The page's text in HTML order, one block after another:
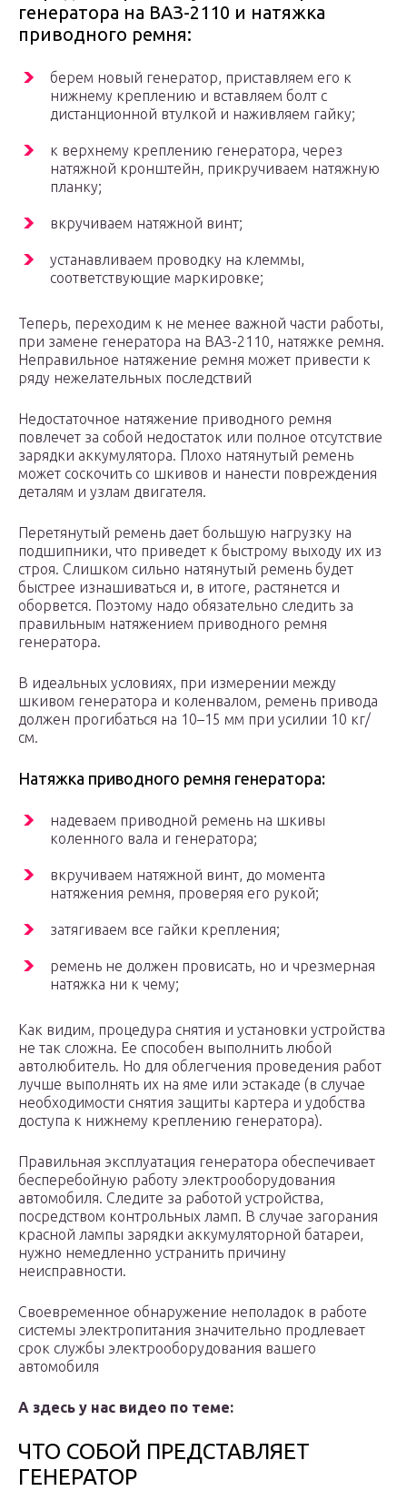
генератора на ВАЗ-2110 и натяжка
приводного ремня:
берем новый генератор, приставляем его к
нижнему креплению и вставляем болт с
дистанционной втулкой и наживляем гайку;
к верхнему креплению генератора, через
натяжной кронштейн, прикручиваем натяжную
планку;
вкручиваем натяжной винт;
устанавливаем проводку на клеммы,
соответствующие маркировке;
Теперь, переходим к не менее важной части работы,
при замене генератора на ВАЗ-2110, натяжке ремня.
Неправильное натяжение ремня может привести к
ряду нежелательных последствий
Недостаточное натяжение приводного ремня
повлечет за собой недостаток или полное отсутствие
зарядки аккумулятора. Плохо натянутый ремень
может соскочить со шкивов и нанести повреждения
деталям и узлам двигателя.
Перетянутый ремень дает большую нагрузку на
подшипники, что приведет к быстрому выходу их из
строя. Слишком сильно натянутый ремень будет
быстрее изнашиваться и, в итоге, растянется и
оборвется. Поэтому надо обязательно следить за
правильным натяжением приводного ремня
генератора.
В идеальных условиях, при измерении между
шкивом генератора и коленвалом, ремень привода
должен прогибаться на 10–15 мм при усилии 10 кг/
см.
Натяжка приводного ремня генератора:
надеваем приводной ремень на шкивы
коленного вала и генератора;
вкручиваем натяжной винт, до момента
натяжения ремня, проверяя его рукой;
затягиваем все гайки крепления;
ремень не должен провисать, но и чрезмерная
натяжка ни к чему;
Как видим, процедура снятия и установки устройства
не так сложна. Ее способен выполнить любой
автолюбитель. Но для облегчения проведения работ
лучше выполнять их на яме или эстакаде (в случае
необходимости снятия защиты картера и удобства
доступа к нижнему креплению генератора).
Правильная эксплуатация генератора обеспечивает
бесперебойную работу электрооборудования
автомобиля. Следите за работой устройства,
посредством контрольных ламп. В случае загорания
красной лампы зарядки аккумуляторной батареи,
нужно немедленно устранить причину
неисправности.
Своевременное обнаружение неполадок в работе
системы электропитания значительно продлевает
срок службы электрооборудования вашего
автомобиля
А здесь у нас видео по теме:
ЧТО СОБОЙ ПРЕДСТАВЛЯЕТ
ГЕНЕРАТОР